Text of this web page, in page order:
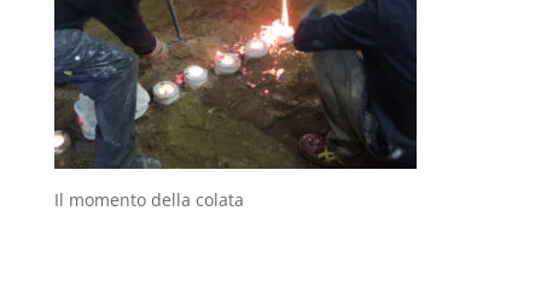
Il momento della colata